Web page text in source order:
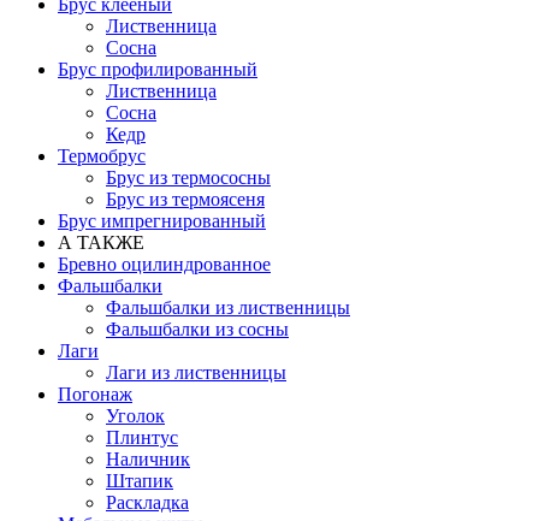
Лиственница
Сосна
Брус профилированный
Лиственница
Сосна
Кедр
Термобрус
Брус из термососны
Брус из термоясеня
Брус импрегнированный
А ТАКЖЕ
Бревно оцилиндрованное
Фальшбалки
Фальшбалки из лиственницы
Фальшбалки из сосны
Лаги
Лаги из лиственницы
Погонаж
Уголок
Плинтус
Наличник
Штапик
Раскладка